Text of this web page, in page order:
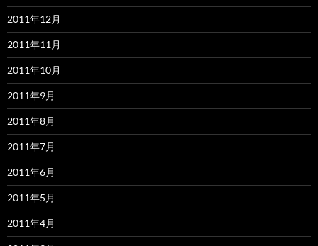
2011年12月
2011年11月
2011年10月
2011年9月
2011年8月
2011年7月
2011年6月
2011年5月
2011年4月